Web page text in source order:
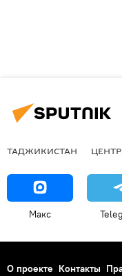
ТАДЖИКИСТАН
Макс
О проекте Контакты